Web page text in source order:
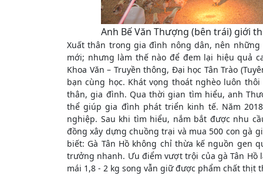
Anh Bế Văn Thượng (bên trái) giới
Xuất thân trong gia đình nông dân, nên
mới; nhưng làm thế nào để đem lại hiệu quả
Khoa Văn – Truyền thông, Đại học Tân Trào
bạn cùng học. Khát vọng thoát nghèo luôn
thân, gia đình. Qua thời gian tìm hiểu, anh
thể giúp gia đình phát triển kinh tế. Năm
nghiệp. Sau khi tìm hiểu, nắm bắt được nhu
đồng xây dựng chuồng trại và mua 500 con gà
biết: Gà Tân Hồ không chỉ thừa kế nguồn gen
trưởng nhanh. Ưu điểm vượt trội của gà Tân
mái 1,8 - 2 kg song vẫn giữ được phẩm chất thịt